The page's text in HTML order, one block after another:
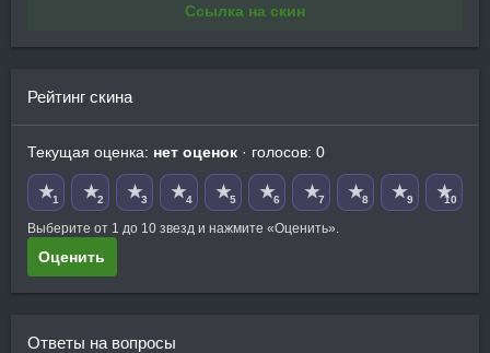
Ссылка на скин
Рейтинг скина
Текущая оценка: нет оценок · голосов: 0
★1 ★2 ★3 ★4 ★5 ★6 ★7 ★8 ★9 ★10
Выберите от 1 до 10 звезд и нажмите «Оценить».
Оценить
Ответы на вопросы